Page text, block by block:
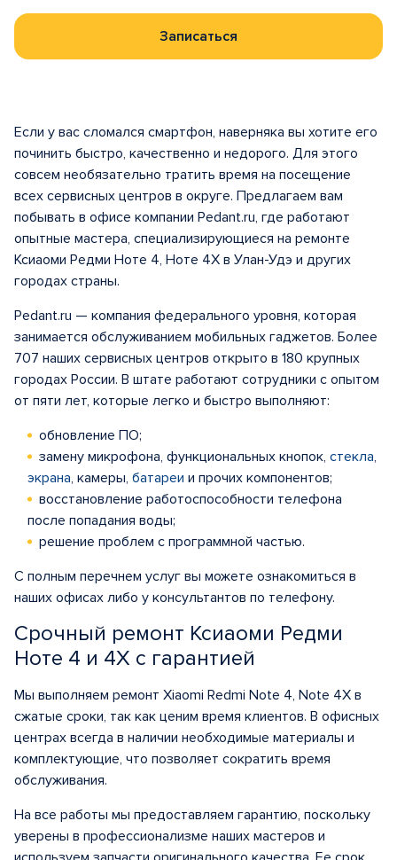
Записаться
Если у вас сломался смартфон, наверняка вы хотите его
починить быстро, качественно и недорого. Для этого
совсем необязательно тратить время на посещение
всех сервисных центров в округе. Предлагаем вам
побывать в офисе компании Pedant.ru, где работают
опытные мастера, специализирующиеся на ремонте
Ксиаоми Редми Ноте 4, Ноте 4Х в Улан-Удэ и других
городах страны.
Pedant.ru — компания федерального уровня, которая
занимается обслуживанием мобильных гаджетов. Более
707 наших сервисных центров открыто в 180 крупных
городах России. В штате работают сотрудники с опытом
от пяти лет, которые легко и быстро выполняют:
обновление ПО;
замену микрофона, функциональных кнопок, стекла,
экрана, камеры, батареи и прочих компонентов;
восстановление работоспособности телефона
после попадания воды;
решение проблем с программной частью.
С полным перечнем услуг вы можете ознакомиться в
наших офисах либо у консультантов по телефону.
Срочный ремонт Ксиаоми Редми
Ноте 4 и 4Х с гарантией
Мы выполняем ремонт Xiaomi Redmi Note 4, Note 4X в
сжатые сроки, так как ценим время клиентов. В офисных
центрах всегда в наличии необходимые материалы и
комплектующие, что позволяет сократить время
обслуживания.
На все работы мы предоставляем гарантию, поскольку
уверены в профессионализме наших мастеров и